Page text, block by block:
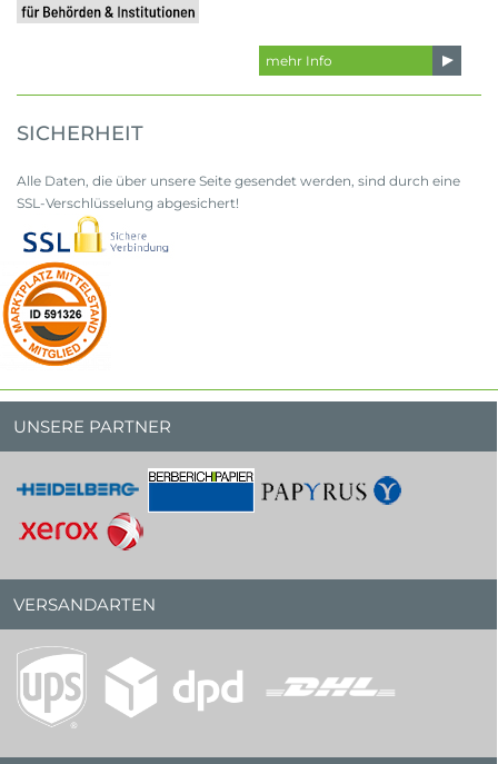
mehr Info
SICHERHEIT
Alle Daten, die über unsere Seite gesendet werden, sind durch eine
SSL-Verschlüsselung abgesichert!
UNSERE PARTNER
VERSANDARTEN